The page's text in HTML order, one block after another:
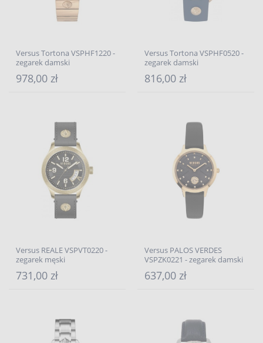
Versus Tortona VSPHF1220 -
zegarek damski
978,00 zł
Versus Tortona VSPHF0520 -
zegarek damski
816,00 zł
Versus REALE VSPVT0220 -
zegarek męski
731,00 zł
Versus PALOS VERDES
VSPZK0221 - zegarek damski
637,00 zł